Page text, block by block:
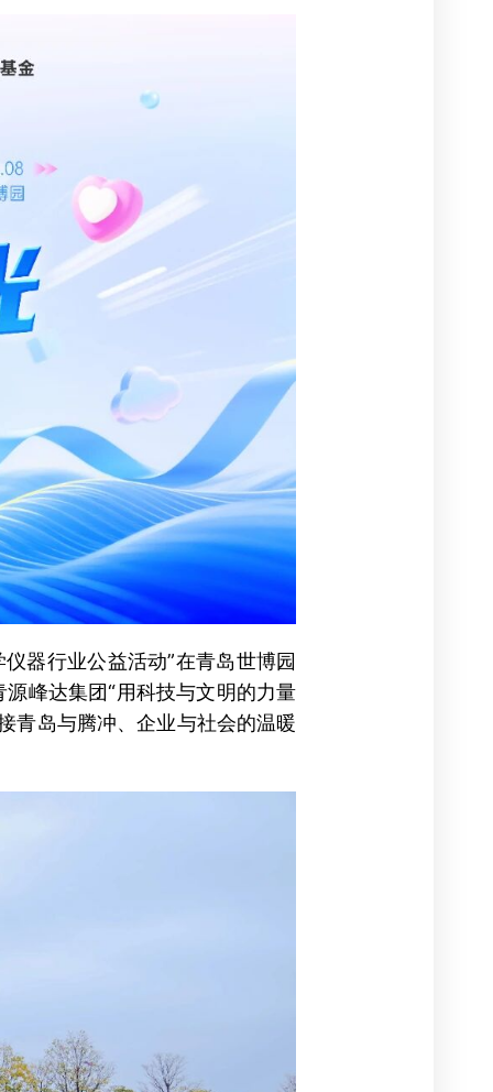
器行业公益活动”在青岛世博园
峰达集团“用科技与文明的力量
青岛与腾冲、企业与社会的温暖